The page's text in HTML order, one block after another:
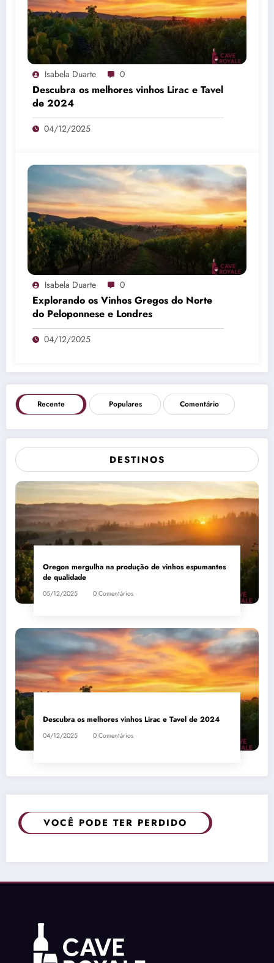
Isabela Duarte 0
Descubra os melhores vinhos Lirac e Tavel
de 2024
04/12/2025
Isabela Duarte 0
Explorando os Vinhos Gregos do Norte
do Peloponnese e Londres
04/12/2025
Recente Populares Comentário
DESTINOS
Oregon mergulha na produção de vinhos espumantes
de qualidade
05/12/2025 0 Comentários
Descubra os melhores vinhos Lirac e Tavel de 2024
04/12/2025 0 Comentários
VOCÊ PODE TER PERDIDO